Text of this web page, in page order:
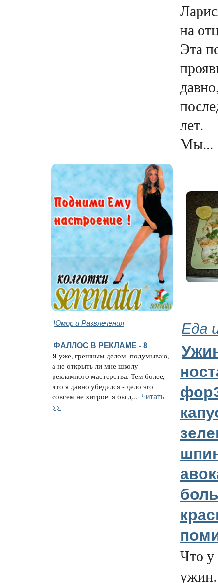
на
Эта
лет.
Мы...
Юмор и Развлечения Еда
ФАЛЛОС В РЕКЛАМЕ - 8
Я уже, грешным делом, подумываю,
а не открыть ли мне школу
рекламного мастерства. Тем более,
что я давно убедился - дело это
совсем не хитрое, я бы д... Читать
>>
Что у